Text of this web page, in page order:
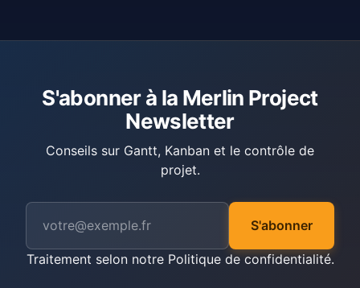
S'abonner à la Merlin Project
Newsletter
Conseils sur Gantt, Kanban et le contrôle de
projet.
S'abonner
Traitement selon notre Politique de confidentialité.